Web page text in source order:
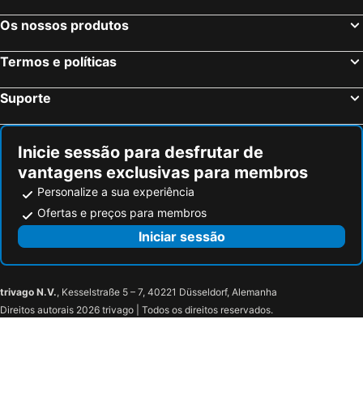
Frankfurt, Hesse Hotéis
Dusseldorf, Renânia do Norte-Vestfália Hotéis
Nuremberga, Baviera Hotéis
Os nossos produtos
Termos e políticas
Suporte
Inicie sessão para desfrutar de
vantagens exclusivas para membros
Personalize a sua experiência
Ofertas e preços para membros
Iniciar sessão
trivago N.V., Kesselstraße 5 – 7, 40221 Düsseldorf, Alemanha
Direitos autorais 2026 trivago | Todos os direitos reservados.